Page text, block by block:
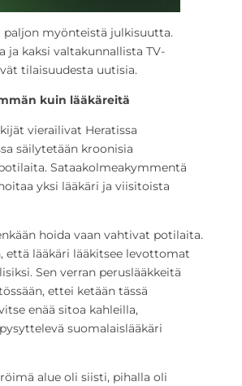
paljon myönteistä julkisuutta.
ja kaksi valtakunnallista TV-
tilaisuudesta uutisia.
kuin lääkäreitä
vierailivat Heratissa
säilytetään kroonisia
Sataakolmeakymmentä
yksi lääkäri ja viisitoista
hoida vaan vahtivat potilaita.
että lääkäri lääkitsee levottomat
Sen verran peruslääkkeitä
ettei ketään tässä
enää sitoa kahleilla,
suomalaislääkäri
alue oli siisti, pihalla oli